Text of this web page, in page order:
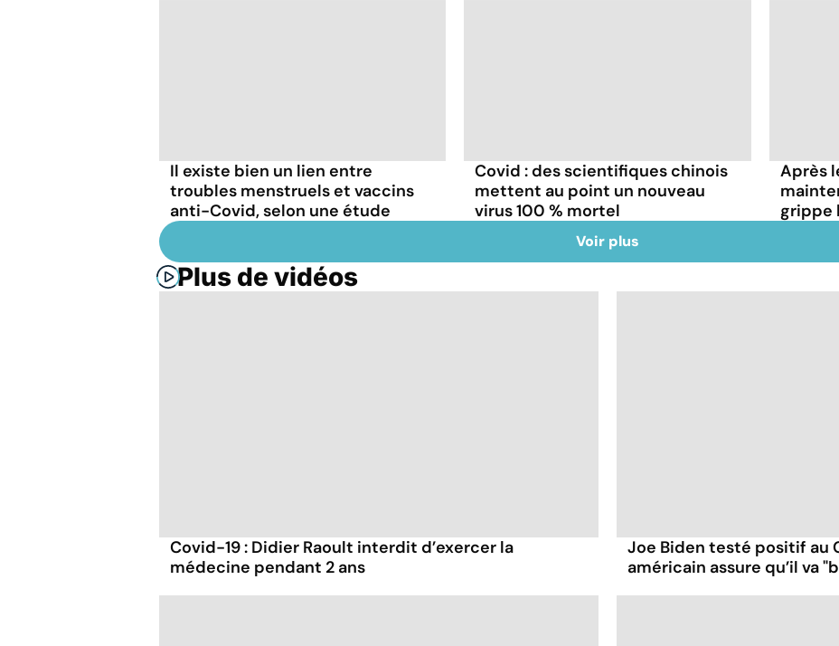
Il existe bien un lien entre
troubles menstruels et vaccins
anti-Covid, selon une étude
Covid : des scientifiques chinois
mettent au point un nouveau
virus 100 % mortel
Après
grippe
Voir plus
Plus de vidéos
Covid-19 : Didier Raoult interdit d’exercer la
médecine pendant 2 ans
Joe Biden testé positif au
américain assure qu’il va